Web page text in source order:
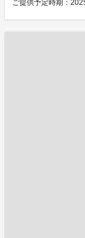
ご提供予定時期：